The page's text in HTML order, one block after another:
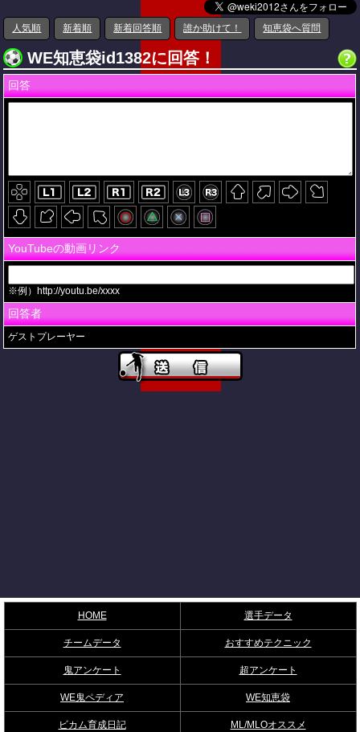
人気順 新着順 新着回答順 誰か助けて！ 知恵袋へ質問
WE知恵袋id1382に回答！
回答
YouTubeの動画リンク
※例）http://youtu.be/xxxx
回答者
ゲストプレーヤー
HOME 選手データ
チームデータ おすすめテクニック
鬼アンケート 超アンケート
WE鬼ペディア WE知恵袋
ビカム育成日記 ML/MLOオススメ